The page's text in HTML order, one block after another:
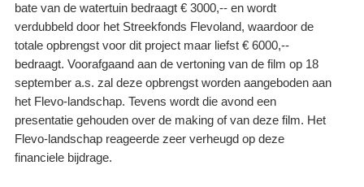
bate van de watertuin bedraagt € 3000,-- en wordt
verdubbeld door het Streekfonds Flevoland, waardoor de
totale opbrengst voor dit project maar liefst € 6000,--
bedraagt. Voorafgaand aan de vertoning van de film op 18
september a.s. zal deze opbrengst worden aangeboden aan
het Flevo-landschap. Tevens wordt die avond een
presentatie gehouden over de making of van deze film. Het
Flevo-landschap reageerde zeer verheugd op deze
financiele bijdrage.